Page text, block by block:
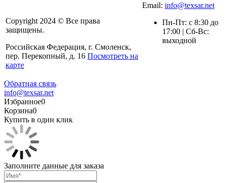
Copyright 2024 © Все права
защищены.
Российская Федерация, г. Смоленск,
пер. Перекопный, д. 16 Посмотреть на
карте
Email: info@texsar.net
Пн-Пт: с 8:30 до
17:00 | Сб-Вс:
выходной
Обратная связь
info@texsar.net
Избранное0
Корзина0
Купить в один клик
Заполните данные для заказа